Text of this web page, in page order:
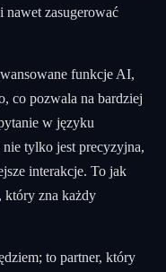
nawet zasugerować
funkcje AI,
co pozwala na bardziej
w języku
tylko jest precyzyjna,
interakcje. To jak
który zna każdy
to partner, który